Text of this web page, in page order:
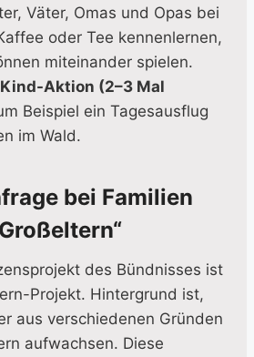
Väter, Omas und Opas bei
oder Tee kennenlernen,
miteinander spielen.
Aktion (2–3 Mal
Beispiel ein Tagesausflug
im Wald.
bei Familien
des Bündnisses ist
Projekt. Hintergrund ist,
aus verschiedenen Gründen
aufwachsen. Diese